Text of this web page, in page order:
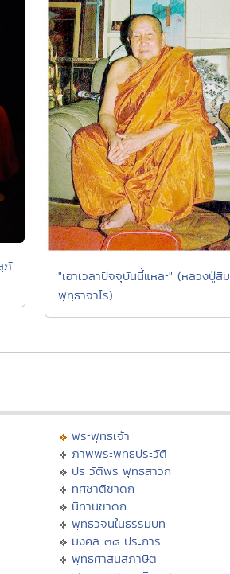
ภั
"เอาเวลาปัจจุบันนี้แหละ" (หลวงปู่สิม
พุทฺธาจาโร)
พระพุทธเจ้า
ภาพพระพุทธประวัติ
ประวัติพระพุทธสาวก
ทศชาติชาดก
นิทานชาดก
พุทธวจนในธรรมบท
มงคล ๓๘ ประการ
พุทธศาสนสุภาษิต